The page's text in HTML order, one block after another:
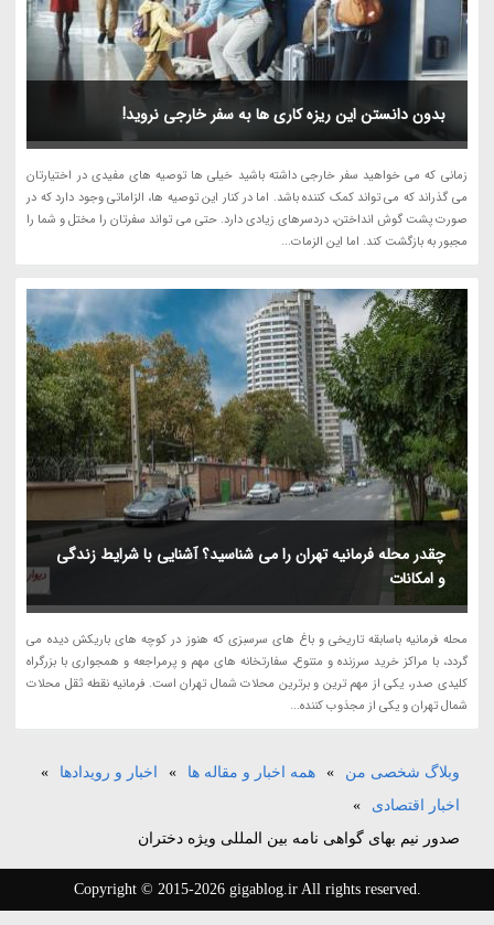
بدون دانستن این ریزه کاری ها به سفر خارجی نروید!
زمانی که می خواهید سفر خارجی داشته باشید خیلی ها توصیه های مفیدی در اختیارتان
می گذراند که می تواند کمک کننده باشد. اما در کنار این توصیه ها، الزاماتی وجود دارد که در
صورت پشت گوش انداختن، دردسرهای زیادی دارد. حتی می تواند سفرتان را مختل و شما را
مجبور به بازگشت کند. اما این الزمات...
چقدر محله فرمانیه تهران را می شناسید؟ آشنایی با شرایط زندگی
و امکانات
محله فرمانیه باسابقه تاریخی و باغ های سرسبزی که هنوز در کوچه های باریکش دیده می
گردد، با مراکز خرید سرزنده و متنوع، سفارتخانه های مهم و پرمراجعه و همجواری با بزرگراه
کلیدی صدر، یکی از مهم ترین و برترین محلات شمال تهران است. فرمانیه نقطه ثقل محلات
شمال تهران و یکی از مجذوب کننده...
وبلاگ شخصی من » همه اخبار و مقاله ها » اخبار و رویدادها
»
اخبار اقتصادی
»
صدور نیم بهای گواهی نامه بین المللی ویژه دختران
Copyright © 2015-2026 gigablog.ir All rights reserved.